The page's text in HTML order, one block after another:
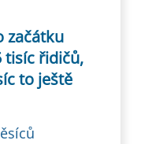
začátku
tisíc řidičů,
to ještě